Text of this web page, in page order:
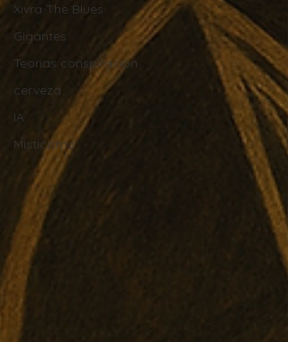
Xivra The Blues
Gigantes
Teorias conspiracion
cerveza
IA
Misticismo